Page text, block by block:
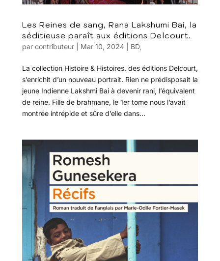
Les Reines de sang, Rana Lakshumi Bai, la
séditieuse paraît aux éditions Delcourt.
par contributeur| Mar 10, 2024| BD,
La collection Histoire & Histoires, des éditions Delcourt,
s’enrichit d’un nouveau portrait. Rien ne prédisposait la
jeune Indienne Lakshmi Bai à devenir rani, l’équivalent
de reine. Fille de brahmane, le 1er tome nous l’avait
montrée intrépide et sûre d’elle dans...